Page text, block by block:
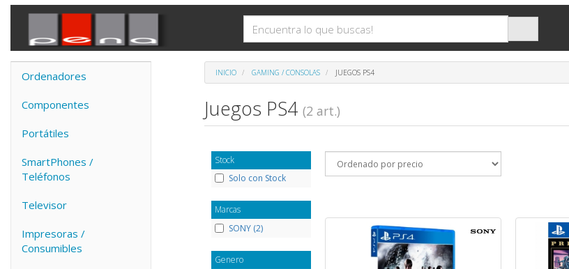
Ordenadores
Componentes
Portátiles
SmartPhones /
Teléfonos
Televisor
Impresoras /
Consumibles
INICIO GAMING / CONSOLAS JUEGOS PS4
Juegos PS4 (2 art.)
Stock
Solo con Stock
Marcas
SONY (2)
Genero